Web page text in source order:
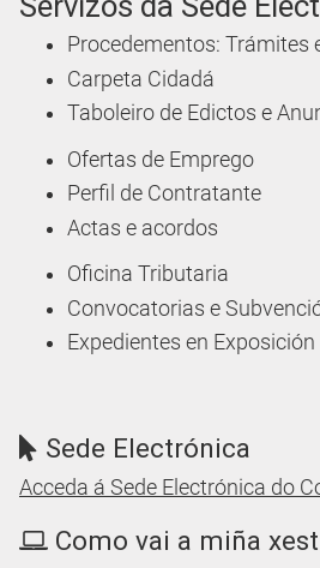
Procedementos: Trámites
Carpeta Cidadá
Taboleiro de Edictos e
Ofertas de Emprego
Perfil de Contratante
Actas e acordos
Oficina Tributaria
Convocatorias e
Expedientes en
Sede Electrónica
Acceda á Sede Electrónica do
Como vai a miña